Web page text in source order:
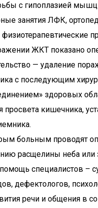
с гипоплазией
занятия ЛФК,
ЖКТ показано
— удаление
с последующим
здоровых
просвета кишечника,
больным проводят
расщелины неба или
специалистов –
дефектологов,
речи и общения в